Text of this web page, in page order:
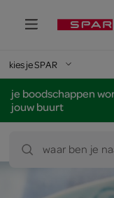
kies je SPAR
je boodschappen
jouw buurt
waar ben je